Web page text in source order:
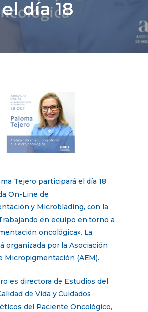
el día 18
Tejero participará el día 18
On-Line de
y Microblading, con la
en equipo en torno a
oncológica». La
organizada por la Asociación
Micropigmentación (AEM).
es directora de Estudios del
de Vida y Cuidados
del Paciente Oncológico,